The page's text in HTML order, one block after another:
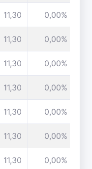
11,30 0,00%
11,30 0,00%
11,30 0,00%
11,30 0,00%
11,30 0,00%
11,30 0,00%
11,30 0,00%